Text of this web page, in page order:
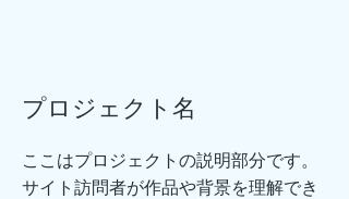
プロジェクト名
ここはプロジェクトの説明部分です。
サイト訪問者が作品や背景を理解でき